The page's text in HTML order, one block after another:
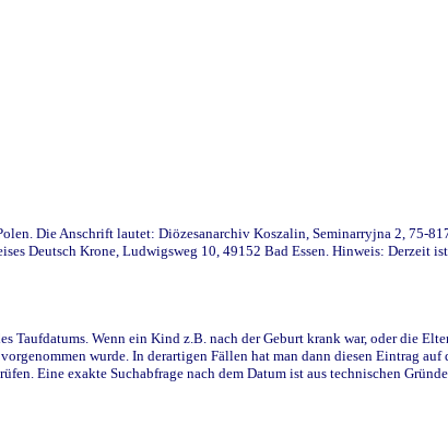
Die Anschrift lautet: Diözesanarchiv Koszalin, Seminarryjna 2, 75-
Deutsch Krone, Ludwigsweg 10, 49152 Bad Essen. Hinweis: Derzeit
Wenn ein Kind z.B. nach der Geburt krank war, oder die
wurde. In derartigen Fällen hat man dann diesen Eintrag
Eine exakte Suchabfrage nach dem Datum ist aus technischen